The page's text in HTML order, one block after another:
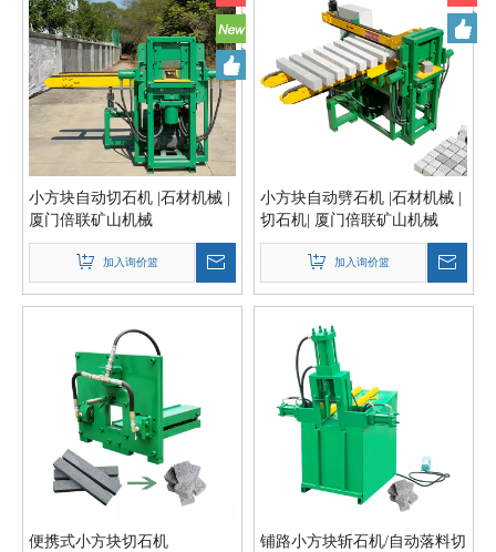
小方块自动切石机 |石材机械 |
厦门倍联矿山机械
加入询价篮
小方块自动劈石机 |石材机械 |
切石机| 厦门倍联矿山机械
加入询价篮
便携式小方块切石机
铺路小方块斩石机/自动落料切